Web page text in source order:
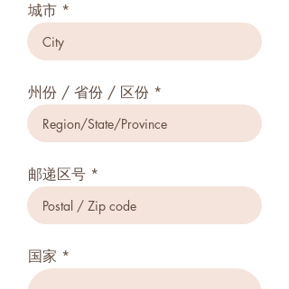
城市
州份 / 省份 / 区份
邮递区号
国家